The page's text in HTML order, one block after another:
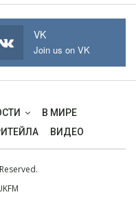
VK
Join us on VK
В МИРЕ
ВИДЕО